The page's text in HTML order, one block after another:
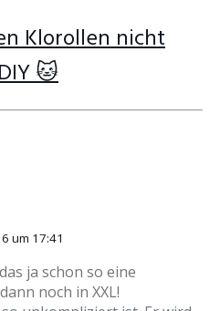
Klorollen nicht
🐱
um 17:41
ja schon so eine
noch in XXL!